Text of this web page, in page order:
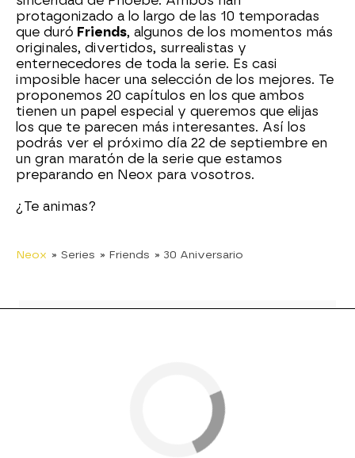
protagonizado a lo largo de las 10 temporadas
que duró Friends, algunos de los momentos más
originales, divertidos, surrealistas y
enternecedores de toda la serie. Es casi
imposible hacer una selección de los mejores. Te
proponemos 20 capítulos en los que ambos
tienen un papel especial y queremos que elijas
los que te parecen más interesantes. Así los
podrás ver el próximo día 22 de septiembre en
un gran maratón de la serie que estamos
preparando en Neox para vosotros.
¿Te animas?
Neox » Series » Friends » 30 Aniversario